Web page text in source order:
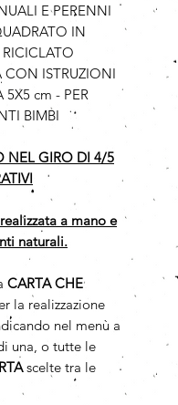
E PERENNI
IN
CON ISTRUZIONI
5X5 cm - PER
BIMBI
NEL GIRO DI 4/5
a mano e
naturali.
CARTA CHE
la realizzazione
nel menù a
una, o tutte le
scelte tra le